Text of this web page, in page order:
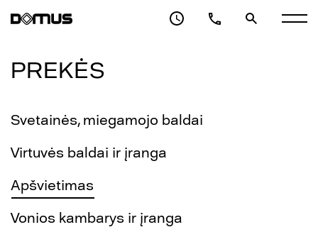
PREKĖS
Svetainės, miegamojo baldai
Virtuvės baldai ir įranga
Apšvietimas
Vonios kambarys ir įranga